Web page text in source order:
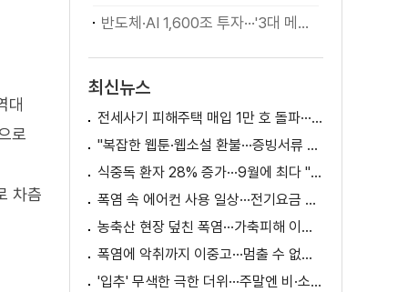
대
로
차츰
반도체·AI 1,600조 투자···'3대 메가프로젝트' 속도
최신뉴스
전세사기 피해주택 매입 1만 호 돌파···피해 지원 속도
"복잡한 웹툰·웹소설 환불···증빙서류 요구까지"
식중독 환자 28% 증가···9월에 최다 "입추 방심 금물"
폭염 속 에어컨 사용 일상···전기요금 줄이려면?
농축산 현장 덮친 폭염···가축피해 이틀 새 28만 마리↑
폭염에 악취까지 이중고···멈출 수 없는 필수노동
'입추' 무색한 극한 더위···주말엔 비·소나기